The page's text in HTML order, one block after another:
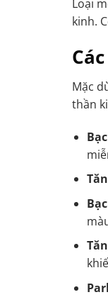
Loại
kinh.
Mặc
thần